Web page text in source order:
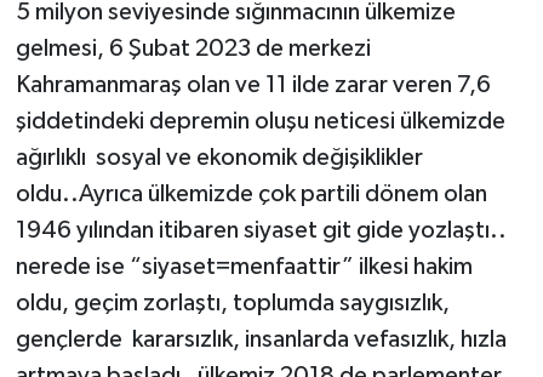
5 milyon seviyesinde sığınmacının ülkemize
gelmesi, 6 Şubat 2023 de merkezi
Kahramanmaraş olan ve 11 ilde zarar veren 7,6
şiddetindeki depremin oluşu neticesi ülkemizde
ağırlıklı sosyal ve ekonomik değişiklikler
oldu..Ayrıca ülkemizde çok partili dönem olan
1946 yılından itibaren siyaset git gide yozlaştı..
nerede ise “siyaset=menfaattir” ilkesi hakim
oldu, geçim zorlaştı, toplumda saygısızlık,
gençlerde kararsızlık, insanlarda vefasızlık, hızla